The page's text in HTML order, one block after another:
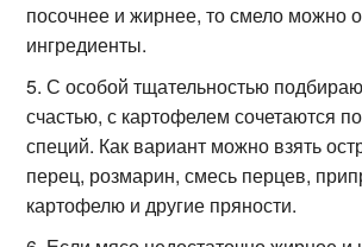
посочнее и жирнее, то смело можно
ингредиенты.
С особой тщательностью
счастью, с картофелем сочетаются
специй. Как вариант можно взять
перец, розмарин, смесь перцев,
картофелю и другие пряности.